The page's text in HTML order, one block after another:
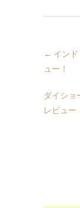
← イン
ュー！
ダイショ
レビュー